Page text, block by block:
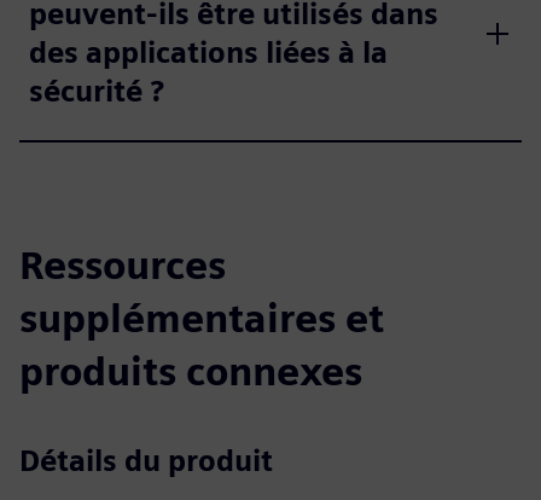
peuvent-ils être utilisés dans
des applications liées à la
sécurité ?
Ressources
supplémentaires et
produits connexes
Détails du produit